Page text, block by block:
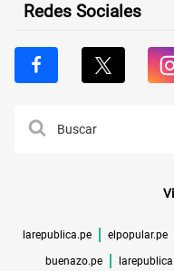
Redes Sociales
larepublica.pe elpopular.pe
buenazo.pe